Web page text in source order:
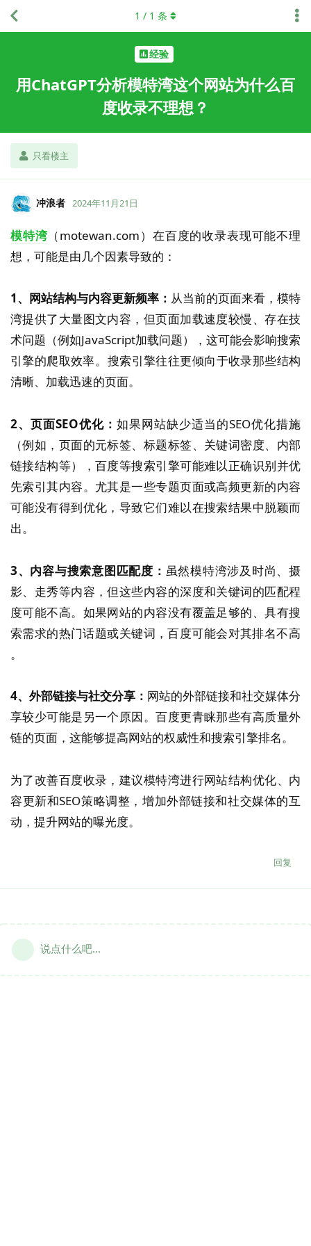
经验
用ChatGPT分析模特湾这个网站为什么百
度收录不理想？
只看楼主
1 / 1 条
冲浪者 2024年11月21日
模特湾（motewan.com）在百度的收录表现可能不理
想，可能是由几个因素导致的：
1、网站结构与内容更新频率： 从当前的页面来看，模特
湾提供了大量图文内容，但页面加载速度较慢、存在技
术问题（例如JavaScript加载问题），这可能会影响搜索
引擎的爬取效率​。搜索引擎往往更倾向于收录那些结构
清晰、加载迅速的页面。
2、页面SEO优化： 如果网站缺少适当的SEO优化措施
（例如，页面的元标签、标题标签、关键词密度、内部
链接结构等），百度等搜索引擎可能难以正确识别并优
先索引其内容。尤其是一些专题页面或高频更新的内容
可能没有得到优化，导致它们难以在搜索结果中脱颖而
出​。
3、内容与搜索意图匹配度： 虽然模特湾涉及时尚、摄
影、走秀等内容，但这些内容的深度和关键词的匹配程
度可能不高。如果网站的内容没有覆盖足够的、具有搜
索需求的热门话题或关键词，百度可能会对其排名不高​
。
4、外部链接与社交分享： 网站的外部链接和社交媒体分
享较少可能是另一个原因。百度更青睐那些有高质量外
链的页面，这能够提高网站的权威性和搜索引擎排名​。
为了改善百度收录，建议模特湾进行网站结构优化、内
容更新和SEO策略调整，增加外部链接和社交媒体的互
动，提升网站的曝光度。
回复
说点什么吧...